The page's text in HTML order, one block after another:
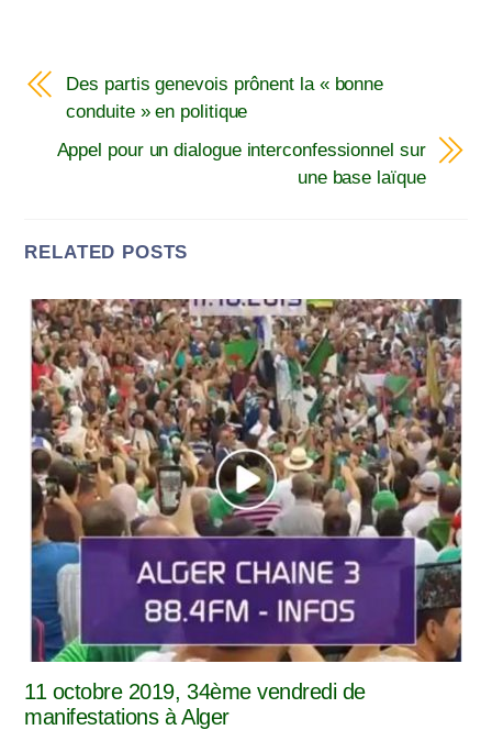
Des partis genevois prônent la « bonne
conduite » en politique
Appel pour un dialogue interconfessionnel sur
une base laïque
RELATED POSTS
11 octobre 2019, 34ème vendredi de
manifestations à Alger